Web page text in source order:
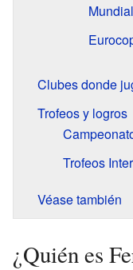
Clubes donde
Trofeos y logros
Trofeos
Véase también
¿Quién es